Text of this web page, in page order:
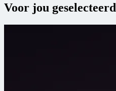
Voor jou geselecteerd